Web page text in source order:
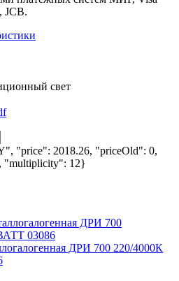
JCB.
свет
"price": 2018.26, "priceOld": 0,
"multiplicity": 12}
ДРИ 700 220/4000К